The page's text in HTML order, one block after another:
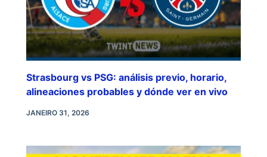
Strasbourg vs PSG: análisis previo, horario,
alineaciones probables y dónde ver en vivo
JANEIRO 31, 2026